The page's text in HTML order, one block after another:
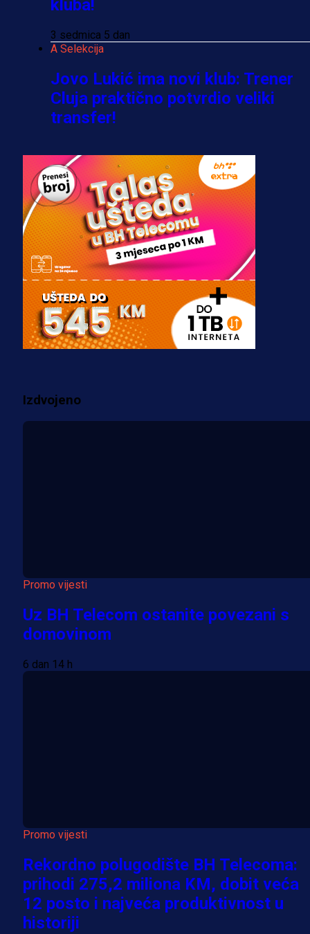
kluba!
3 sedmica 5 dan
A Selekcija
Jovo Lukić ima novi klub: Trener
Cluja praktično potvrdio veliki
transfer!
A Selekcija
Stigla potvrda od predsjednika
kluba: Jovo Lukić uskoro pravi
transfer!?
3 sedmica 4 dan
A Selekcija
Zmajevi dobili veliko pojačanje:
Fudbaler Olympiacosa želi obući
dres BiH!
Više vijesti
Izdvojeno
Promo vijesti
Uz BH Telecom ostanite povezani s
domovinom
6 dan 14 h
Promo vijesti
Rekordno polugodište BH Telecoma:
prihodi 275,2 miliona KM, dobit veća
12 posto i najveća produktivnost u
historiji